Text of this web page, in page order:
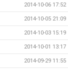
2014-10-06 17:52
2014-10-05 21:09
2014-10-03 15:19
2014-10-01 13:17
2014-09-29 11:55